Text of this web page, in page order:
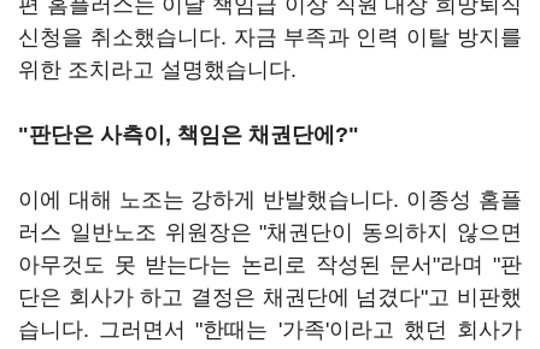
편 홈플러스는 이날 책임급 이상 직원 대상 희망퇴직
신청을 취소했습니다. 자금 부족과 인력 이탈 방지를
위한 조치라고 설명했습니다.
"판단은 사측이, 책임은 채권단에?"
이에 대해 노조는 강하게 반발했습니다. 이종성 홈플
러스 일반노조 위원장은 "채권단이 동의하지 않으면
아무것도 못 받는다는 논리로 작성된 문서"라며 "판
단은 회사가 하고 결정은 채권단에 넘겼다"고 비판했
습니다. 그러면서 "한때는 '가족'이라고 했던 회사가